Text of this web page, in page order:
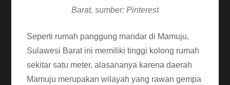
Barat, sumber: Pinterest
Seperti rumah panggung mandar di Mamuju,
Sulawesi Barat ini memiliki tinggi kolong rumah
sekitar satu meter, alasananya karena daerah
Mamuju merupakan wilayah yang rawan gempa